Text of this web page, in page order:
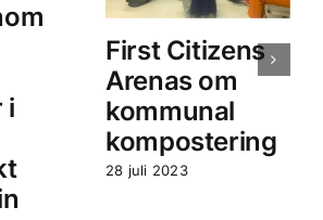
i
First Citizens
Arenas om
kommunal
kompostering
28 juli 2023